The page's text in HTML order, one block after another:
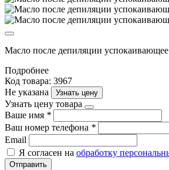
Масло после депиляции успокаивающее
Подробнее
Код товара: 3967
Не указана
Узнать цену
Узнать цену товара
Ваше имя *
Ваш номер телефона *
Email
Я согласен на обработку
Отправить